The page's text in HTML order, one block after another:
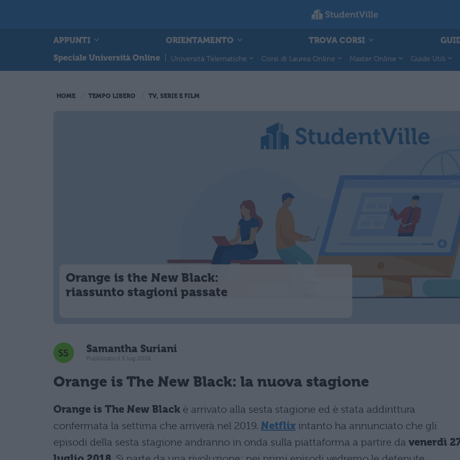
APPUNTI ORIENTAMENTO TROVA CORSI
Speciale Università Online
Università Telematiche Corsi di Laurea Online Master Online Guide Utili
HOME TEMPO LIBERO TV, SERIE E FILM
Orange is the New Black:
riassunto stagioni passate
Samantha Suriani
Pubblicato il 5 lug 2018
Orange is The New Black: la nuova stagione
Orange is The New Black è arrivato alla sesta stagione ed è stata addirittura
confermata la settima che arriverà nel 2019. Netflixintanto ha annunciato che gli
episodi della sesta stagione andranno in onda sulla piattaforma a partire da venerdì